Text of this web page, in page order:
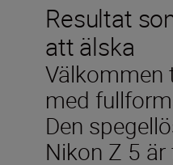
Resultat
att älska
Välkommen
med
Den
Nikon Z 5